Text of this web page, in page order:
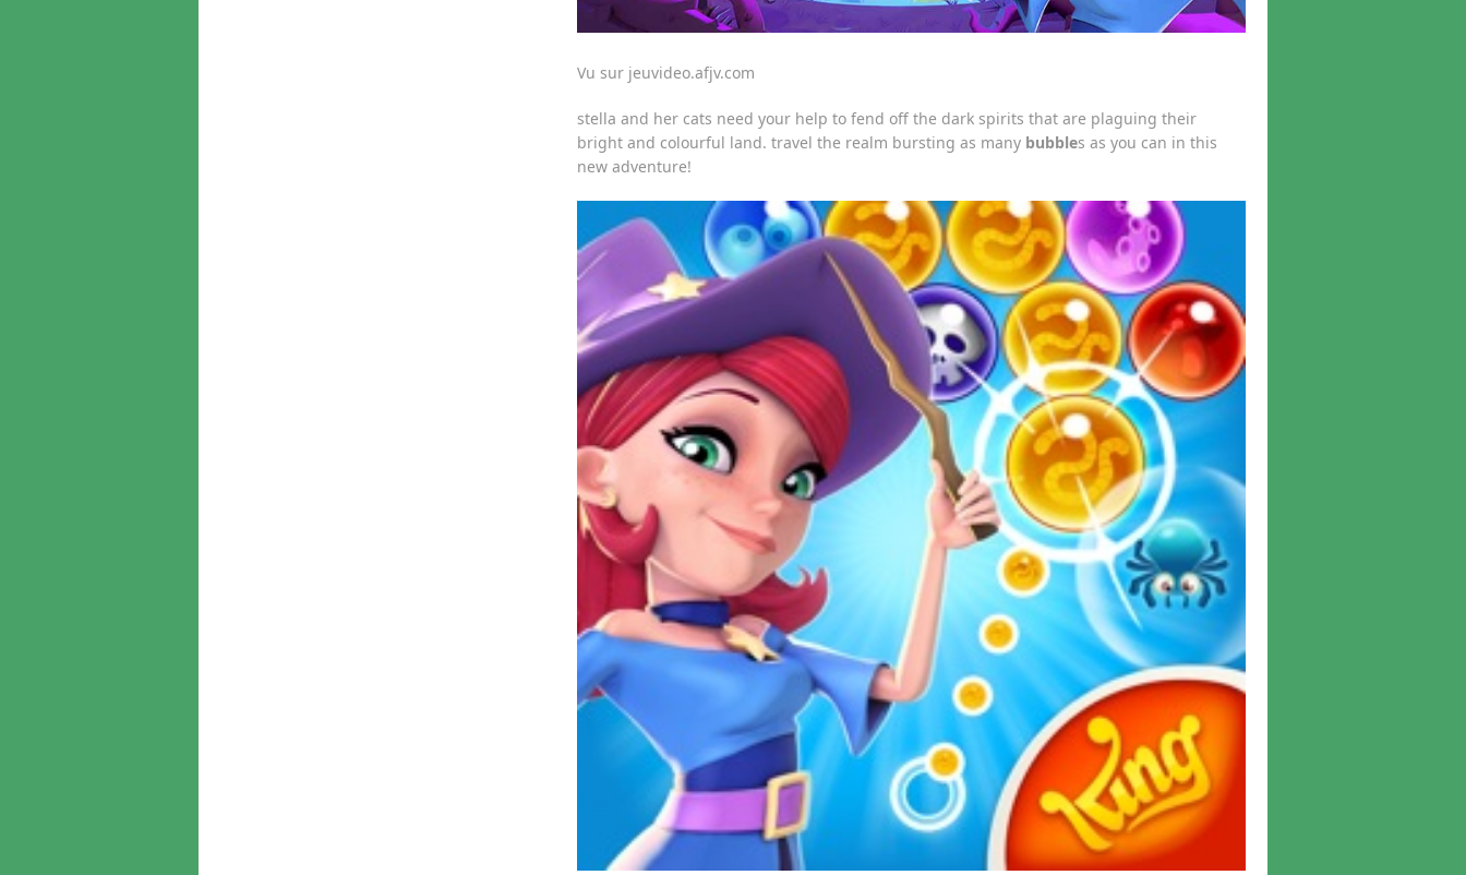
Vu sur jeuvideo.afjv.com
stella and her cats need your help to fend off the dark spirits that are plaguing their
bright and colourful land. travel the realm bursting as many bubbles as you can in this
new adventure!